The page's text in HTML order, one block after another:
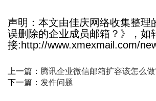
声明：本文由佳庆网络收集整理
误删除的企业成员邮箱？》，如
接:http://www.xmexmail.com/
上一篇： 腾讯企业微信邮箱扩容该怎么
下一篇： 发件问题